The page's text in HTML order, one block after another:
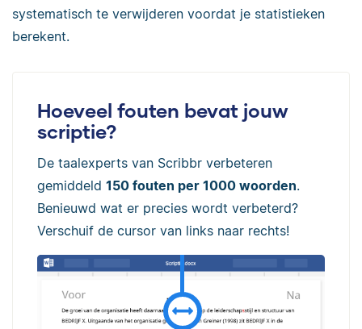
systematisch te verwijderen voordat je statistieken
berekent.
Hoeveel fouten bevat jouw
scriptie?
De taalexperts van Scribbr verbeteren
gemiddeld 150 fouten per 1000 woorden.
Benieuwd wat er precies wordt verbeterd?
Verschuif de cursor van links naar rechts!